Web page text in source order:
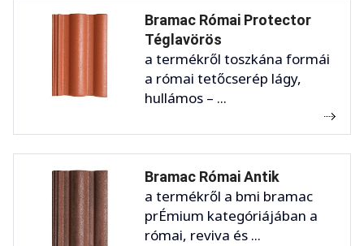
Bramac Római Protector
Téglavörös
a termékről toszkána formái
a római tetőcserép lágy,
hullámos – ...
Bramac Római Antik
a termékről a bmi bramac
prÉmium kategóriájában a
római, reviva és ...